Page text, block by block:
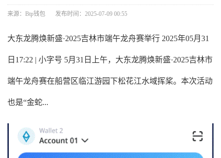
来源：Btp钱包 发布时间：2025-07-09 00:55
大东龙腾焕新盛·2025吉林市端午龙舟赛举行 2025年05月31
日17:22 | 小字号 5月31日上午，大东龙腾焕新盛·2025吉林市
端午龙舟赛在船营区临江游园下松花江水域挥桨。本次活动
也是“金蛇...